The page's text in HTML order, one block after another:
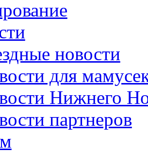
новости
для
Нижнего
партнеров